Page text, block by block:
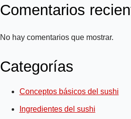
Comentarios
No hay comentarios que mostrar.
Categorías
Conceptos básicos del sushi
Ingredientes del sushi